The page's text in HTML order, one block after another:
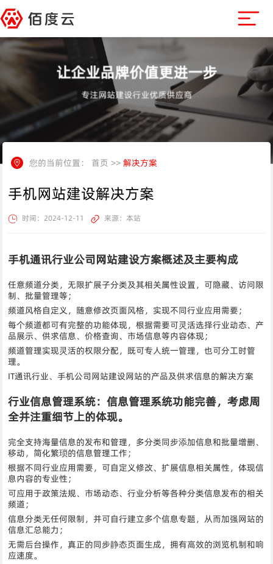
让企业品牌价值更进一步
专注网站建设行业优质供应商
您的当前位置： 首页 >>解决方案
手机网站建设解决方案
时间：2024-12-11 来源：本站
手机通讯行业公司网站建设方案概述及主要构成
任意频道分类，无限扩展子分类及其相关属性设置，可隐藏、访问限
制、批量管理等；
频道风格自定义，随意修改页面风格，实现不同行业应用需要；
每个频道都可有完整的功能体现，根据需要可灵活选择行业动态、产
品展示、供求信息、价格查询、市场信息等内容体现；
频道管理实现灵活的权限分配，既可专人统一管理，也可分工时管
理。
IT通讯行业、手机公司网站建设网站的产品及供求信息的解决方案
行业信息管理系统：信息管理系统功能完善，考虑周
全并注重细节上的体现。
完全支持海量信息的发布和管理，多分类同步添加信息和批量增删、
移动，简化繁琐的信息管理工作；
根据不同行业应用需要，可自定义修改、扩展信息相关属性，体现信
息内容的专业性；
可应用于政策法规、市场动态、行业分析等各种分类信息发布的相关
频道；
信息分类无任何限制，并可自行建立多个信息专题，从而加强网站的
信息汇总能力；
无需后台操作，真正的同步静态页面生成，拥有高效的浏览机制和响
应速度。